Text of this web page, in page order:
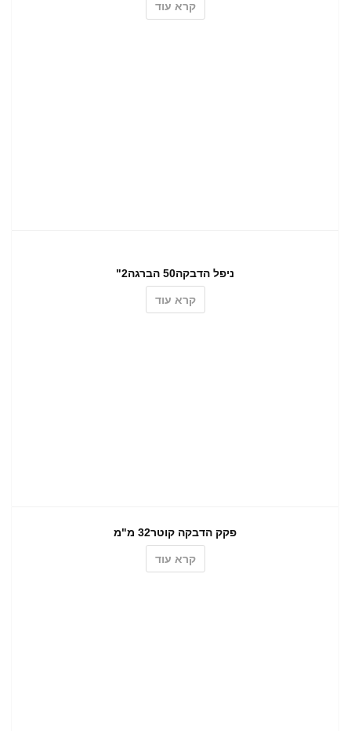
קרא עוד
ניפל הדבקה50 הברגה2"
קרא עוד
פקק הדבקה קוטר32 מ"מ
קרא עוד